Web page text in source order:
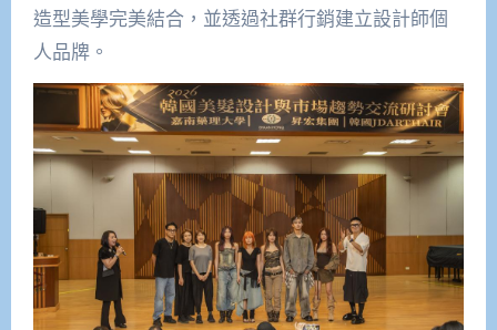
造型美學完美結合，並透過社群行銷建立設計師個
人品牌。